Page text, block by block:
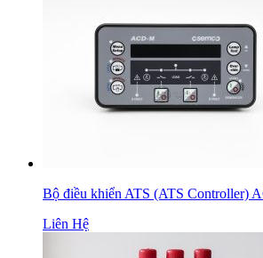
Bộ điều khiển ATS (ATS Controller)
Liên Hệ